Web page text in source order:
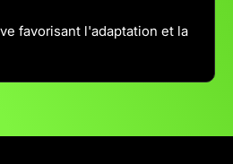
favorisant l'adaptation et la